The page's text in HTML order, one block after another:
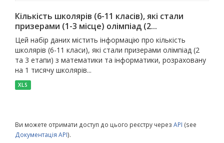
Кількість школярів (6-11 класів), які стали
призерами (1-3 місце) олімпіад (2...
Цей набір даних містить інформацію про кількість
школярів (6-11 класи), які стали призерами олімпіад (2
та 3 етапи) з математики та інформатики, розраховану
на 1 тисячу школярів...
XLS
Ви можете отримати доступ до цього реєстру через API (see
Документація API).